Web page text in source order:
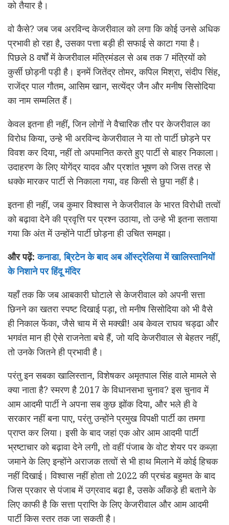
को तैयार है।
वो कैसे? जब जब अरविन्द केजरीवाल को लगा कि कोई उनसे अधिक
प्रभावी हो रहा है, उसका पत्ता बड़ी ही सफाई से काटा गया है।
पिछले 8 वर्षों में केजरीवाल मंत्रिमंडल से अब तक 7 मंत्रियों को
कुर्सी छोड़नी पड़ी है। इनमें जितेंद्र तोमर, कपिल मिश्रा, संदीप सिंह,
राजेंद्र पाल गौतम, आसिम खान, सत्येंद्र जैन और मनीष सिसोदिया
का नाम सम्मलित हैं।
केवल इतना ही नहीं, जिन लोगों ने वैचारिक तौर पर केजरीवाल का
विरोध किया, उन्हे भी अरविन्द केजरीवाल ने या तो पार्टी छोड़ने पर
विवश कर दिया, नहीं तो अपमानित करते हुए पार्टी से बाहर निकाला।
उदाहरण के लिए योगेंद्र यादव और प्रशांत भूषण को जिस तरह से
धक्के मारकर पार्टी से निकाला गया, वह किसी से छुपा नहीं है।
इतना ही नहीं, जब कुमार विश्वास ने केजरीवाल के भारत विरोधी तत्वों
को बढ़ावा देने की प्रवृत्ति पर प्रश्न उठाया, तो उन्हे भी इतना सताया
गया कि अंत में उन्होंने पार्टी छोड़ना ही उचित समझा।
और पढ़ें:कनाडा, ब्रिटेन के बाद अब ऑस्ट्रेलिया में खालिस्तानियों
के निशाने पर हिंदू मंदिर
यहाँ तक कि जब आबकारी घोटाले से केजरीवाल को अपनी सत्ता
छिनने का खतरा स्पष्ट दिखाई पड़ा, तो मनीष सिसोदिया को भी वैसे
ही निकाल फेंका, जैसे चाय में से मक्खी! अब केवल राघव चड्ढा और
भगवंत मान ही ऐसे राजनेता बचे हैं, जो यदि केजरीवाल से बेहतर नहीं,
तो उनके जितने ही प्रभावी है।
परंतु इन सबका खालिस्तान, विशेषकर अमृतपाल सिंह वाले मामले से
क्या नाता है? स्मरण है 2017 के विधानसभा चुनाव? इस चुनाव में
आम आदमी पार्टी ने अपना सब कुछ झोंक दिया, और भले ही वे
सरकार नहीं बना पाए, परंतु उन्होंने प्रमुख विपक्षी पार्टी का तमगा
प्राप्त कर लिया। इसी के बाद जहां एक ओर आम आदमी पार्टी
भ्रष्टाचार को बढ़ावा देने लगी, तो वहीं पंजाब के वोट शेयर पर कब्ज़ा
जमाने के लिए इन्होंने अराजक तत्वों से भी हाथ मिलाने में कोई हिचक
नहीं दिखाई। विश्वास नहीं होता तो 2022 की प्रचंड बहुमत के बाद
जिस प्रकार से पंजाब में उग्रवाद बढ़ा है, उसके आँकड़े ही बताने के
लिए काफी है कि सत्ता प्राप्ति के लिए केजरीवाल और आम आदमी
पार्टी किस स्तर तक जा सकती है।